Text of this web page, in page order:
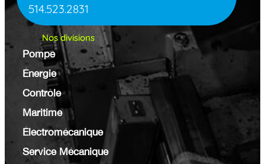
514.523.2831
Nos divisions
Pompe
Énergie
Contrôle
Maritime
Électromécanique
Service Mécanique